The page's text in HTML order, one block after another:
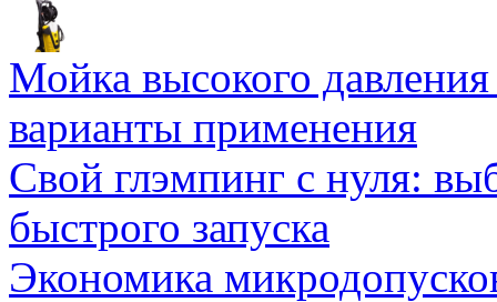
Мойка высокого
варианты применения
Свой глэмпинг с нуля:
быстрого запуска
Экономика